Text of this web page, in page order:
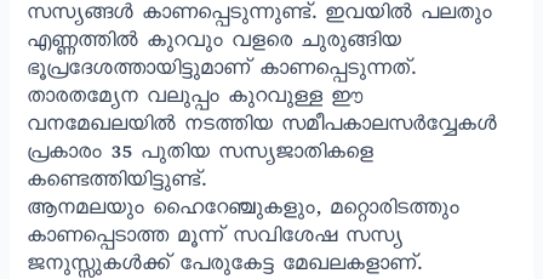
സസ്യങ്ങൾ കാണപ്പെടുന്നുണ്ട്. ഇവയിൽ പലതും
എണ്ണത്തിൽ കുറവും വളരെ ചുരുങ്ങിയ
ഭൂപ്രദേശത്തായിട്ടുമാണ് കാണപ്പെടുന്നത്.
താരതമ്യേന വലുപ്പം കുറവുള്ള ഈ
വനമേഖലയിൽ നടത്തിയ സമീപകാലസർവ്വേകൾ
പ്രകാരം 35 പുതിയ സസ്യജാതികളെ
കണ്ടെത്തിയിട്ടുണ്ട്.
ആനമലയും ഹൈറേഞ്ചുകളും, മറ്റൊരിടത്തും
കാണപ്പെടാത്ത മൂന്ന് സവിശേഷ സസ്യ
ജനുസ്സുകൾക്ക് പേരുകേട്ട മേഖലകളാണ്.